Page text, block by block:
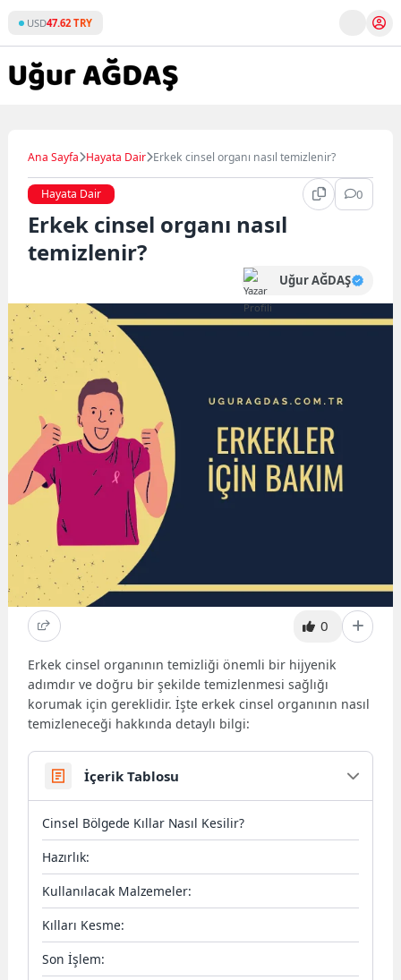
content
USD47.62 TRY
Ana Sayfa Hayata Dair Erkek cinsel organı nasıl temizlenir?
Hayata Dair 0
Erkek cinsel organı nasıl
temizlenir?
Uğur AĞDAŞ
0
Erkek cinsel organının temizliği önemli bir hijyenik
adımdır ve doğru bir şekilde temizlenmesi sağlığı
korumak için gereklidir. İşte erkek cinsel organının nasıl
temizleneceği hakkında detaylı bilgi:
İçerik Tablosu
Cinsel Bölgede Kıllar Nasıl Kesilir?
Hazırlık:
Kullanılacak Malzemeler:
Kılları Kesme:
Son İşlem: